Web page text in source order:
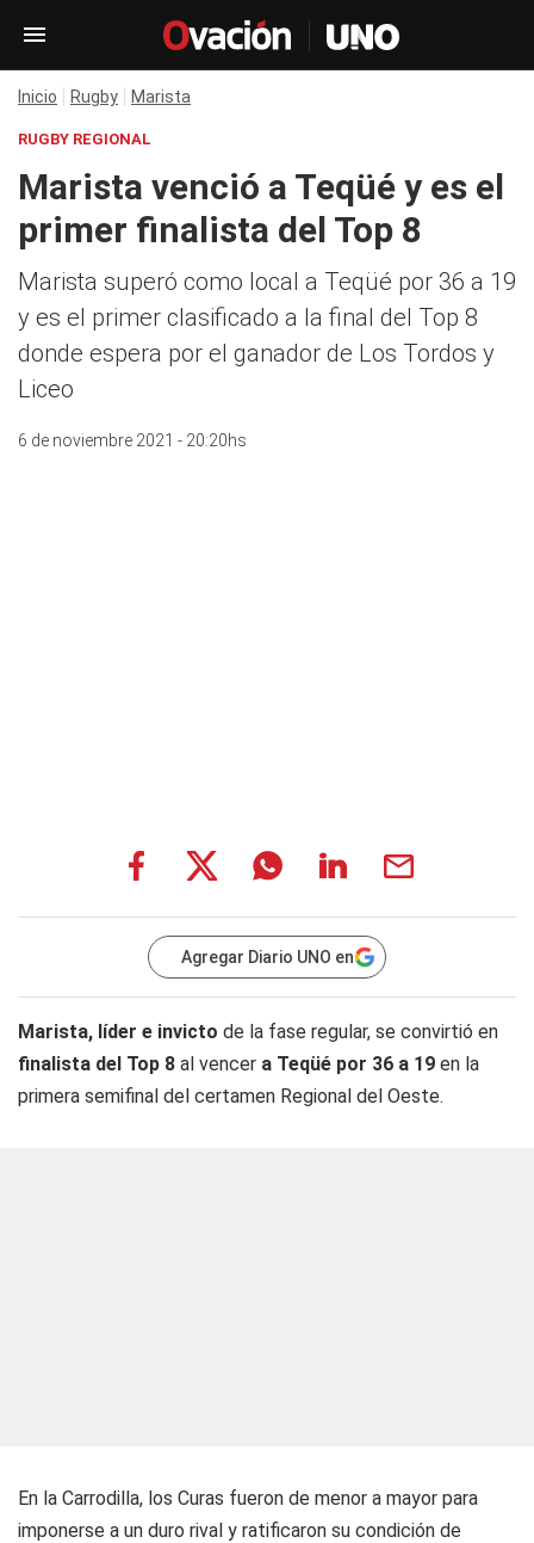
Inicio Rugby Marista
RUGBY REGIONAL
Marista venció a Teqüé y es el
primer finalista del Top 8
Marista superó como local a Teqüé por 36 a 19
y es el primer clasificado a la final del Top 8
donde espera por el ganador de Los Tordos y
Liceo
6 de noviembre 2021 - 20:20hs
Agregar Diario UNO en
Marista, líder e invicto de la fase regular, se convirtió en
finalista del Top 8 al vencer a Teqüé por 36 a 19 en la
primera semifinal del certamen Regional del Oeste.
En la Carrodilla, los Curas fueron de menor a mayor para
imponerse a un duro rival y ratificaron su condición de